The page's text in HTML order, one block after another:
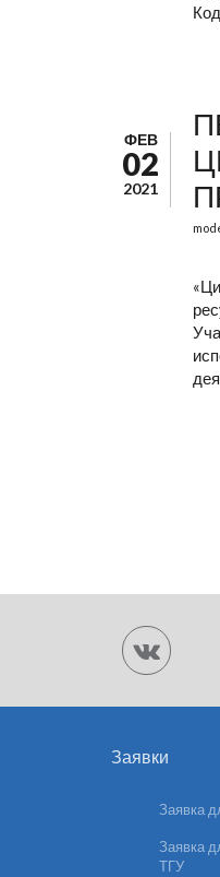
ФЕВ
02
2021
Заявки
Заявка
Заявка
ТГУ